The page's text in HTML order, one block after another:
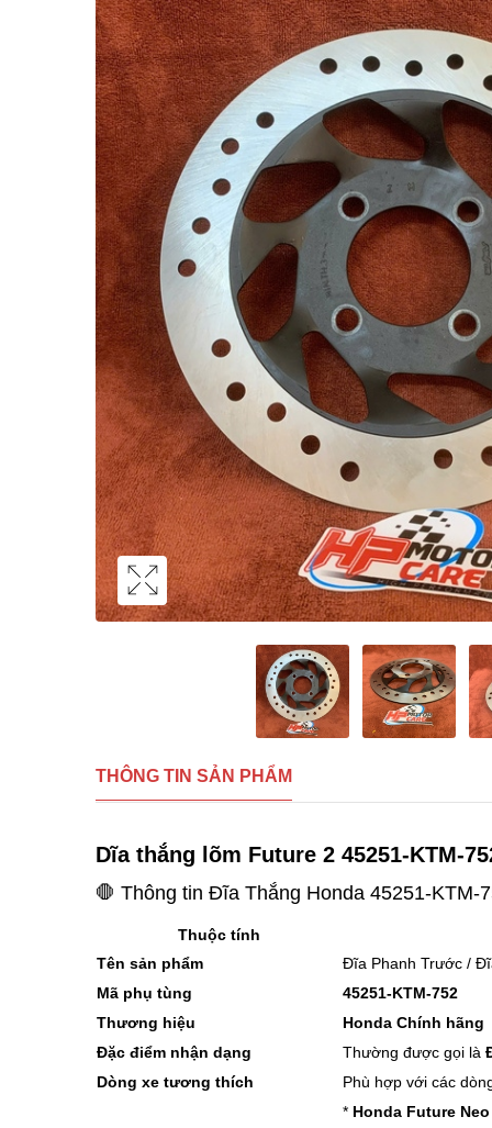
THÔNG TIN SẢN PHẨM
Dĩa thắng lõm Future 2 45251-KTM-
🛑 Thông tin Đĩa Thắng Honda 45251-KTM-
Thuộc tính
Tên sản phẩm
Đĩa Phanh Trước /
Mã phụ tùng
45251-KTM-752
Thương hiệu
Honda Chính hãng
Đặc điểm nhận dạng
Thường được gọi là
Dòng xe tương thích
Phù hợp với các
* Honda Future Neo